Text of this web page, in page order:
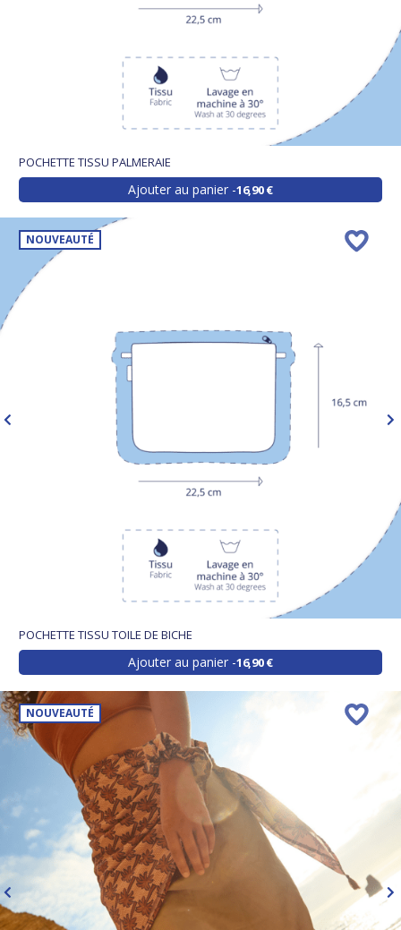
POCHETTE TISSU PALMERAIE
Ajouter au panier 16,90 €
NOUVEAUTÉ
POCHETTE TISSU TOILE DE BICHE
Ajouter au panier 16,90 €
NOUVEAUTÉ